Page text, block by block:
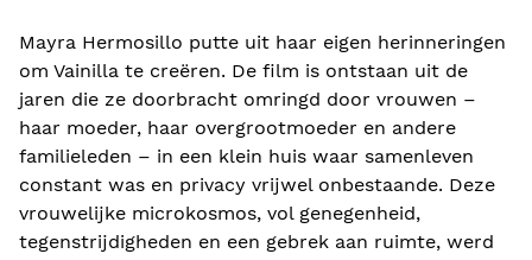
Mayra Hermosillo putte uit haar eigen herinneringen
om Vainilla te creëren. De film is ontstaan ​​uit de
jaren die ze doorbracht omringd door vrouwen –
haar moeder, haar overgrootmoeder en andere
familieleden – in een klein huis waar samenleven
constant was en privacy vrijwel onbestaande. Deze
vrouwelijke microkosmos, vol genegenheid,
tegenstrijdigheden en een gebrek aan ruimte, werd